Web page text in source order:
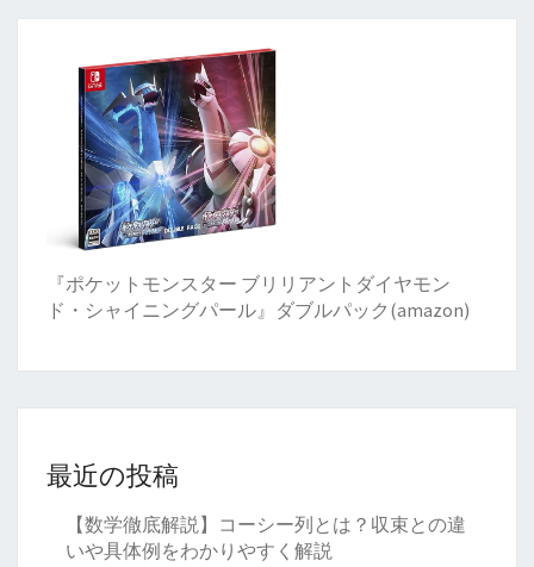
『ポケットモンスター ブリリアントダイヤモン
ド・シャイニングパール』ダブルパック(amazon)
最近の投稿
【数学徹底解説】コーシー列とは？収束との違
いや具体例をわかりやすく解説